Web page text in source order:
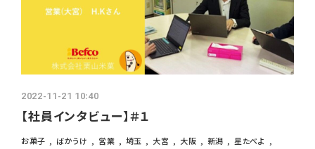
2022-11-21 10:40
【社員インタビュー】＃１
お菓子 ばかうけ 営業 埼玉 大宮 大阪 新潟
星たべよ